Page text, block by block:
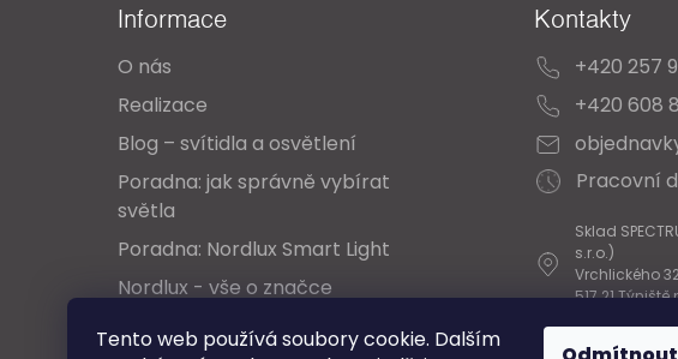
Tento web používá soubory cookie. Dalším
Informace
O nás
Realizace
Blog – svítidla a osvětlení
Poradna: jak správně vybírat
světla
Poradna: Nordlux Smart Light
Nordlux - vše o značce
Ceníky & Katalogy
Kontakty
+420 257
+420 608
Pracovní
Sklad
s.r.o.)
Vrchlického
517 21